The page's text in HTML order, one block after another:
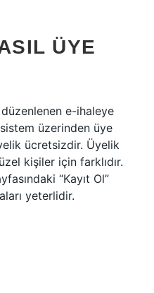
ÜYE
e-ihaleye
üzerinden üye
ücretsizdir. Üyelik
kişiler için farklıdır.
“Kayıt Ol”
yeterlidir.